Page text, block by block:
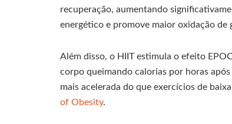
recuperação, aumentando
energético e promove maior oxidação de
Além disso, o HIIT estimula o efeito
corpo queimando calorias por horas
mais acelerada do que exercícios de
of Obesity.